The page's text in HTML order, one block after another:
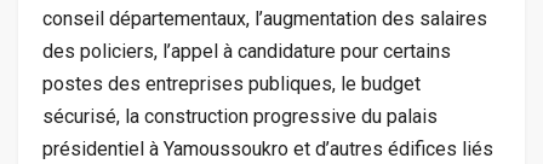
conseil départementaux, l’augmentation des salaires
des policiers, l’appel à candidature pour certains
postes des entreprises publiques, le budget
sécurisé, la construction progressive du palais
présidentiel à Yamoussoukro et d’autres édifices liés